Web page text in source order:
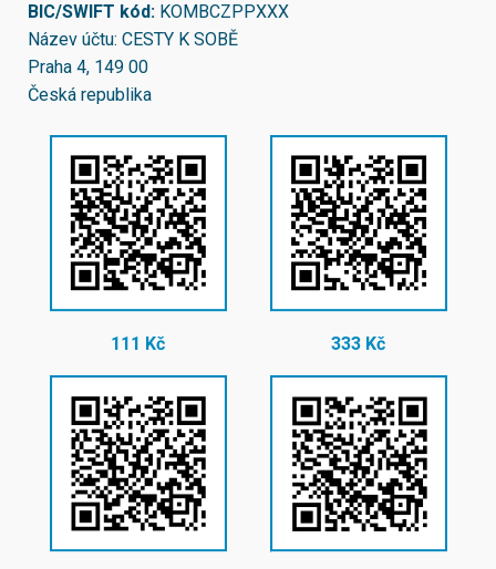
BIC/SWIFT kód: KOMBCZPPXXX
Název účtu: CESTY K SOBĚ
Praha 4, 149 00
Česká republika
111 Kč 333 Kč